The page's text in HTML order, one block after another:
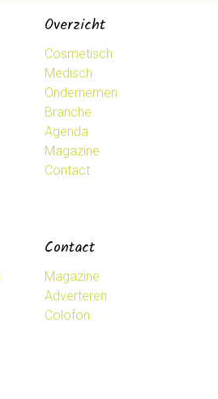
Overzicht
Cosmetisch
Medisch
Ondernemen
Branche
Agenda
Magazine
Contact
Contact
Magazine
Adverteren
Colofon